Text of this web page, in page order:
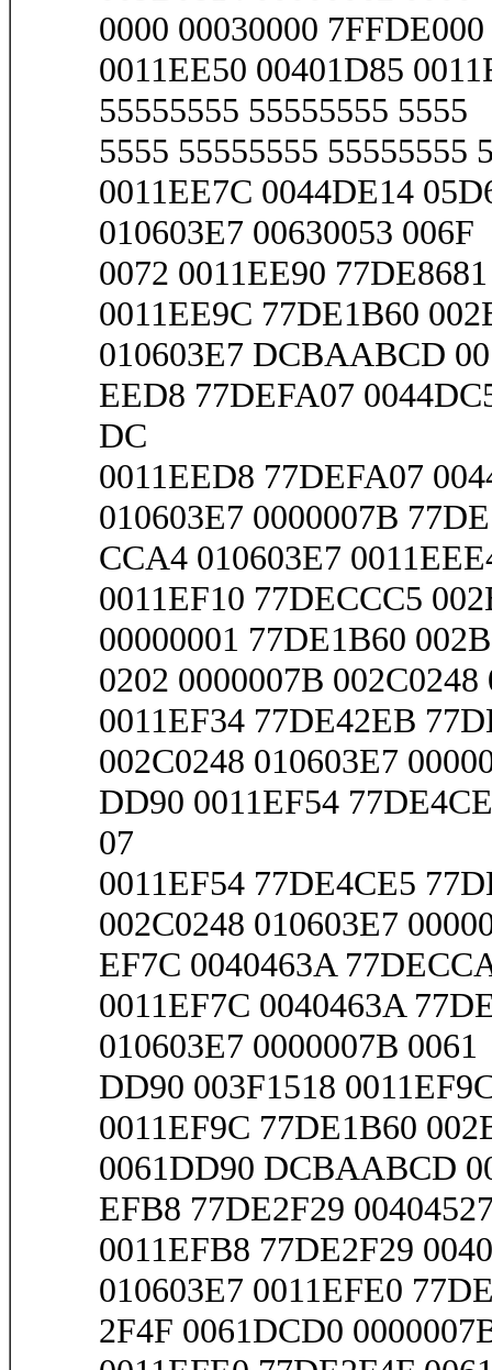
0000 00030000
0011EE50 00401D85
55555555 55555555 5555
5555 55555555 55555555
0011EE7C 0044DE14
010603E7 00630053 006F
0072 0011EE90
0011EE9C 77DE1B60
010603E7 DCBAABCD
EED8 77DEFA07
DC
0011EED8 77DEFA07
010603E7 0000007B 77DE
CCA4 010603E7
0011EF10 77DECCC5
00000001 77DE1B60 002B
0202 0000007B
0011EF34 77DE42EB
002C0248 010603E7
DD90 0011EF54
07
0011EF54 77DE4CE5
002C0248 010603E7
EF7C 0040463A
0011EF7C 0040463A
010603E7 0000007B 0061
DD90 003F1518
0011EF9C 77DE1B60
0061DD90 DCBAABCD
EFB8 77DE2F29
0011EFB8 77DE2F29
010603E7 0011EFE0
2F4F 0061DCD0